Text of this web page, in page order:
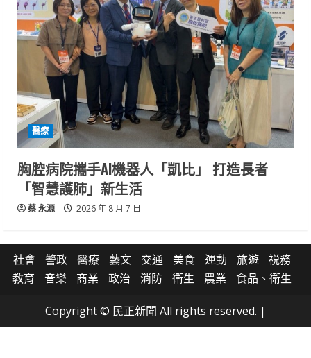
醫療
胸腔病院攜手AI機器人「凱比」 打造長者
「智慧護肺」新生活
蔡 永源 2026 年 8 月 7 日
社會 警政 醫療 藝文 交通 美食 運動 旅遊
祱務
教育
音樂 商業 政治 消防 衛生 農業 食品、衛生
Copyright © 民正新聞 All rights reserved. |